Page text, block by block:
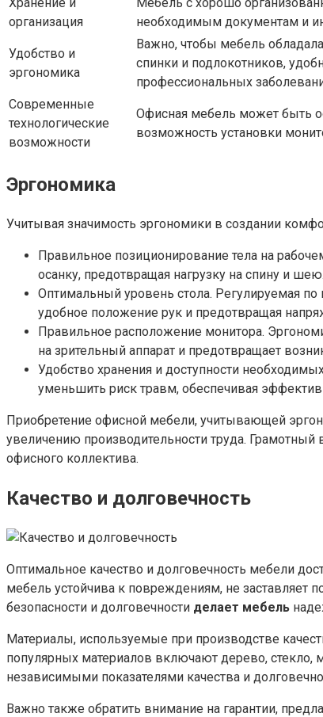
организация
необходимым документам и
Удобство и
эргономика
Важно, чтобы мебель
спинки и подлокотников,
профессиональных
Современные
технологические
возможности
Офисная мебель может быть
возможность установки
Эргономика
Учитывая значимость эргономики в создании
Правильное позиционирование тела на
осанку, предотвращая нагрузку на спину и шею.
Оптимальный уровень стола. Регулируемая по
удобное положение рук и предотвращая
Правильное расположение монитора.
на зрительный аппарат и предотвращает
Удобство хранения и доступности
уменьшить риск травм, обеспечивая
Приобретение офисной мебели, учитывающей
увеличению производительности труда.
офисного коллектива.
Качество и долговечность
Оптимальное качество и долговечность мебели
мебель устойчива к повреждениям, не заставляет
безопасности и долговечности делает мебель
Материалы, используемые при производстве
популярных материалов включают дерево, стекло,
независимыми показателями качества и
Важно также обратить внимание на гарантии,